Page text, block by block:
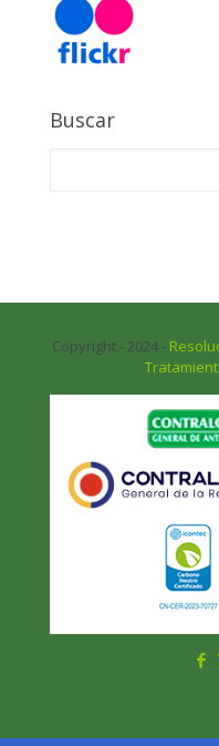
Buscar
Copyright - 2024 -